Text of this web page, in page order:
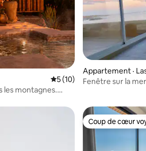
Note moyenne de 5 sur 5,
5 (10)
les montagnes.
Appartement ·
Fenêtre sur la
Coup de cœur
Coup de cœur